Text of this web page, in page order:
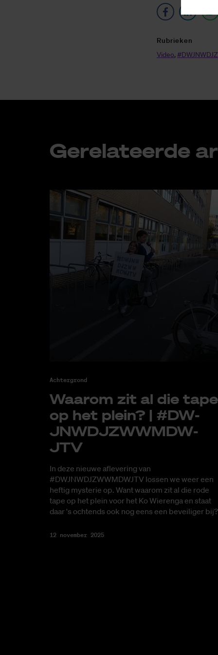
Ru­brie­ken
Video,
Ge­re­la­teer­de
Achtergrond
Waar­om zit al die tape
op het plein? | #DW­
JNWD­J­ZWWM­DW­
JTV
In deze nieuwe aflevering van
#DWJNWDJZWWMDWJTV lossen we weer een
heftig mysterie op. Want waarom zit al die rode
tape op het plein voor het Ko Wierenga en staat
daar 's ochtends ook nog eens een beveiliger bij?
12 november 2025